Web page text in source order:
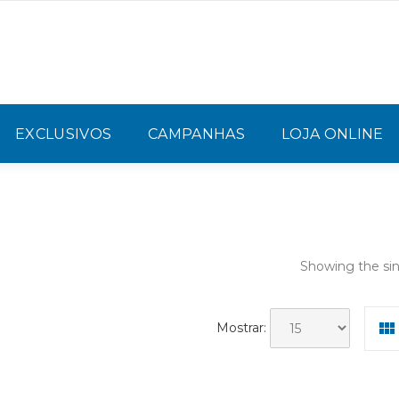
EXCLUSIVOS CAMPANHAS LOJA ONLINE
Showing the
Mostrar: